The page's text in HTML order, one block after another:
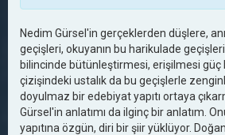
Nedim Gürsel'in gerçeklerden düşlere,
geçişleri, okuyanın bu harikulade
bilincinde bütünleştirmesi, erişilmesi güç
çizişindeki ustalık da bu geçişlerle
doyulmaz bir edebiyat yapıtı ortaya
Gürsel'in anlatımı da ilginç bir anlatım.
yapıtına özgün, diri bir şiir yüklüyor.